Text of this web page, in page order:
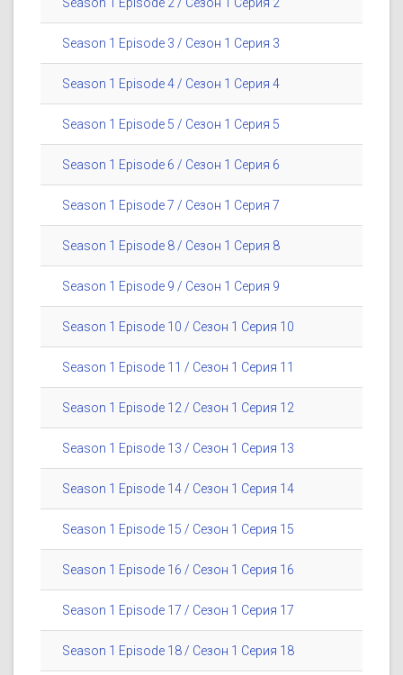
Season 1 Episode 2 / Сезон 1 Серия 2
Season 1 Episode 3 / Сезон 1 Серия 3
Season 1 Episode 4 / Сезон 1 Серия 4
Season 1 Episode 5 / Сезон 1 Серия 5
Season 1 Episode 6 / Сезон 1 Серия 6
Season 1 Episode 7 / Сезон 1 Серия 7
Season 1 Episode 8 / Сезон 1 Серия 8
Season 1 Episode 9 / Сезон 1 Серия 9
Season 1 Episode 10 / Сезон 1 Серия 10
Season 1 Episode 11 / Сезон 1 Серия 11
Season 1 Episode 12 / Сезон 1 Серия 12
Season 1 Episode 13 / Сезон 1 Серия 13
Season 1 Episode 14 / Сезон 1 Серия 14
Season 1 Episode 15 / Сезон 1 Серия 15
Season 1 Episode 16 / Сезон 1 Серия 16
Season 1 Episode 17 / Сезон 1 Серия 17
Season 1 Episode 18 / Сезон 1 Серия 18